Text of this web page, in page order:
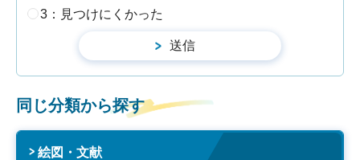
3：見つけにくかった
同じ分類から探す
絵図・文献